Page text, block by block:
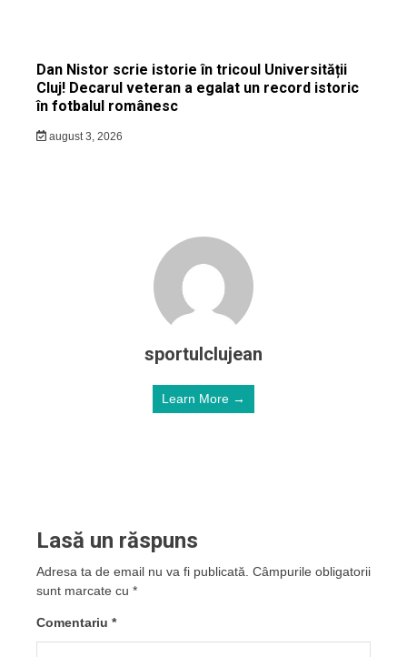
Dan Nistor scrie istorie în tricoul Universității
Cluj! Decarul veteran a egalat un record istoric
în fotbalul românesc
august 3, 2026
sportulclujean
Learn More →
Lasă un răspuns
Adresa ta de email nu va fi publicată. Câmpurile obligatorii
sunt marcate cu *
Comentariu *